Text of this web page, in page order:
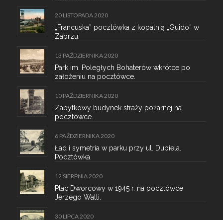
20 LISTOPADA 2020
„Francuska” pocztówka z kopalnią „Guido” w
Zabrzu.
13 PAŹDZIERNIKA 2020
Park im. Poległych Bohaterów wkrótce po
założeniu na pocztówce.
10 PAŹDZIERNIKA 2020
Zabytkowy budynek straży pożarnej na
pocztówce.
6 PAŹDZIERNIKA 2020
Ład i symetria w parku przy ul. Dubiela.
Pocztówka.
12 SIERPNIA 2020
Plac Dworcowy w 1945 r. na pocztówce
Jerzego Walli.
30 LIPCA 2020